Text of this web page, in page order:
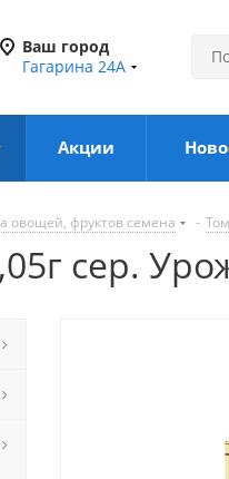
Ваш город
Гагарина 24А
Акции
овощей, фруктов семена -
сер.